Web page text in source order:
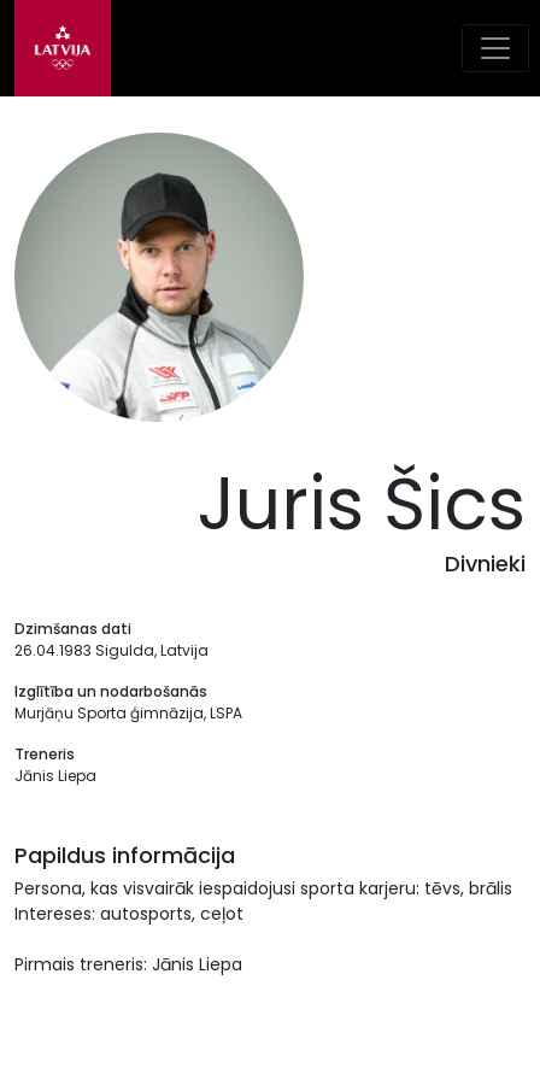
Juris Šics
Divnieki
Dzimšanas dati
26.04.1983 Sigulda, Latvija
Izglītība un nodarbošanās
Murjāņu Sporta ģimnāzija, LSPA
Treneris
Jānis Liepa
Papildus informācija
Persona, kas visvairāk iespaidojusi sporta karjeru: tēvs, brālis
Intereses: autosports, ceļot
Pirmais treneris: Jānis Liepa